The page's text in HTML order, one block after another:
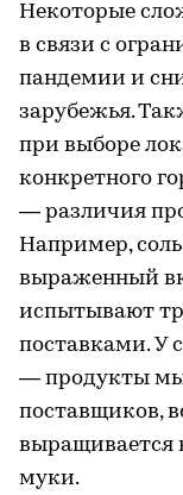
Некоторые
в связи с
пандемии и
зарубежья.
при выборе
конкретного
— различия
Например,
выраженный
испытывают
поставками. У
— продукты мы
поставщиков,
выращивается
муки.